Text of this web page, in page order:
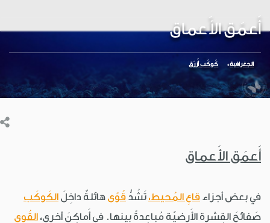
أَعمَق الأَعماق
الجغرافية كَوكَب أَزرَق
أَعمَق الأَعماق
في بعض أجزاء قاعِ المُحيط، تَشُدُّ قُوًى هائلةٌ داخِلَ الكَوكَب
صَفائحَ القِشرة الأَرضيّة مُباعِدةً بينها. في أَماكِنَ أخرى، القُوى